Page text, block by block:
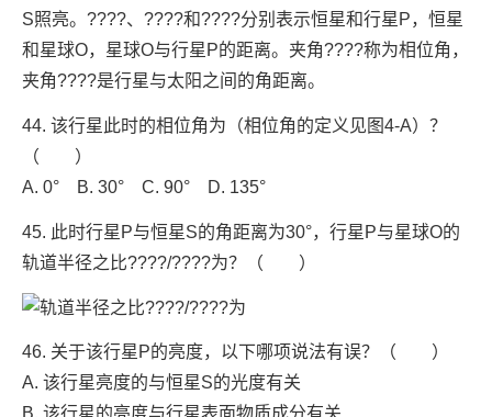
S照亮。????、????和????分别表示恒星和行星P，恒星
和星球O，星球O与行星P的距离。夹角????称为相位角，
夹角????是行星与太阳之间的角距离。
44. 该行星此时的相位角为（相位角的定义见图4-A）？
（ ）
A. 0° B. 30° C. 90° D. 135°
45. 此时行星P与恒星S的角距离为30°，行星P与星球O的
轨道半径之比????/????为？（ ）
46. 关于该行星P的亮度，以下哪项说法有误？（ ）
A. 该行星亮度的与恒星S的光度有关